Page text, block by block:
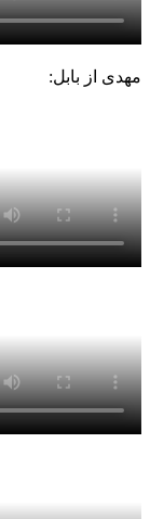
مهدی از بابل: